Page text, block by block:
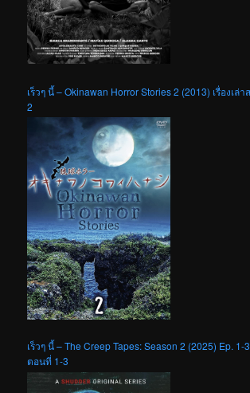
เร็วๆ นี้ – Okinawan Horror Stories 2 (2013) เรื่องเล่
2
เร็วๆ นี้ – The Creep Tapes: Season 2 (2025) Ep.
ตอนที่ 1-3